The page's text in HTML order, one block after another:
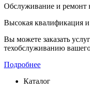
Обслуживание и ремонт
Высокая квалификация
Вы можете заказать
техобслуживанию
Подробнее
Каталог